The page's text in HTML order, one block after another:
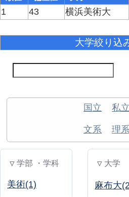
1 43 横浜美術大
大学絞り込
国立 私立
文系 理
▽ 学部 ・学科
美術(1)
▽ 大学
麻布大